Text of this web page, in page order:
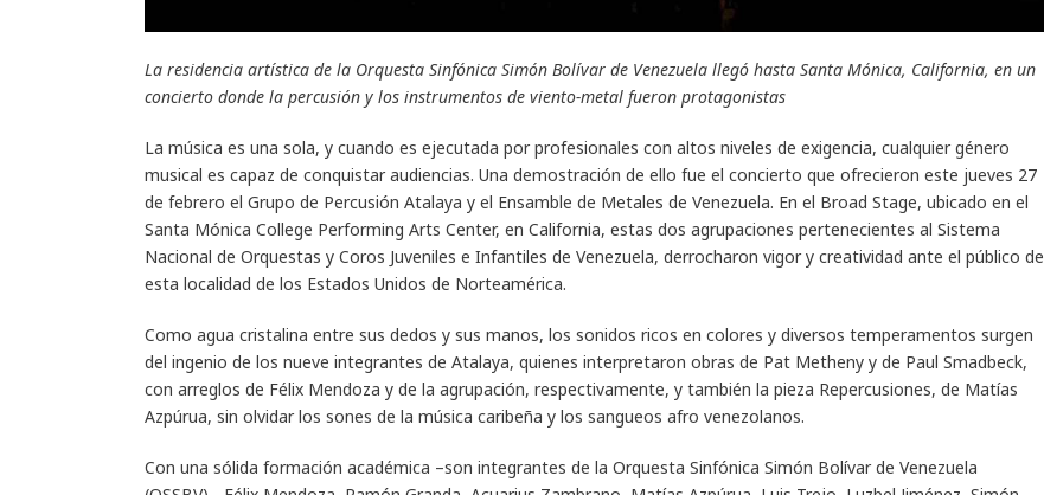
La residencia artística de la Orquesta Sinfónica Simón Bolívar de Venezuela llegó hasta Santa Mónica, California, en un
concierto donde la percusión y los instrumentos de viento-metal fueron protagonistas
La música es una sola, y cuando es ejecutada por profesionales con altos niveles de exigencia, cualquier género
musical es capaz de conquistar audiencias. Una demostración de ello fue el concierto que ofrecieron este jueves 27
de febrero el Grupo de Percusión Atalaya y el Ensamble de Metales de Venezuela. En el Broad Stage, ubicado en el
Santa Mónica College Performing Arts Center, en California, estas dos agrupaciones pertenecientes al Sistema
Nacional de Orquestas y Coros Juveniles e Infantiles de Venezuela, derrocharon vigor y creatividad ante el público de
esta localidad de los Estados Unidos de Norteamérica.
Como agua cristalina entre sus dedos y sus manos, los sonidos ricos en colores y diversos temperamentos surgen
del ingenio de los nueve integrantes de Atalaya, quienes interpretaron obras de Pat Metheny y de Paul Smadbeck,
con arreglos de Félix Mendoza y de la agrupación, respectivamente, y también la pieza Repercusiones, de Matías
Azpúrua, sin olvidar los sones de la música caribeña y los sangueos afro venezolanos.
Con una sólida formación académica –son integrantes de la Orquesta Sinfónica Simón Bolívar de Venezuela